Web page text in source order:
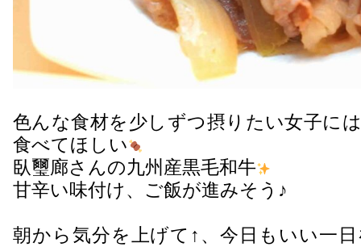
色んな食材を少しずつ摂りたい女子に
食べてほしい
臥璽廊さんの九州産黒毛和牛
甘辛い味付け、ご飯が進みそう♪
朝から気分を上げて↑、今日もいい一